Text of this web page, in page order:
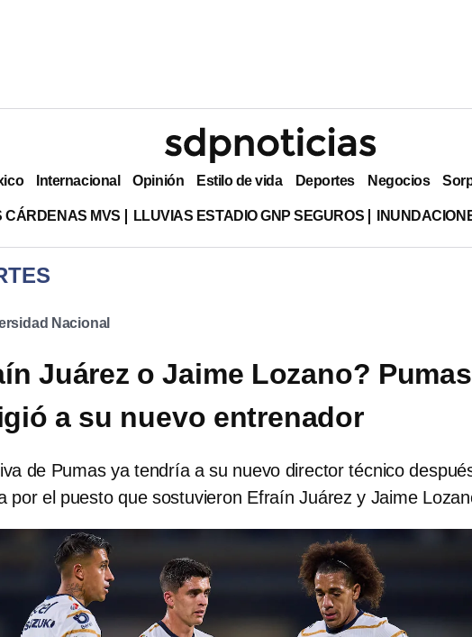
Internacional Opinión Estilo de vida Deportes Negocios
CÁRDENAS MVS LLUVIAS ESTADIO GNP SEGUROS
Nacional
Juárez o Jaime Lozano? Pumas
a su nuevo entrenador
de Pumas ya tendría a su nuevo director técnico
por el puesto que sostuvieron Efraín Juárez y Jaime